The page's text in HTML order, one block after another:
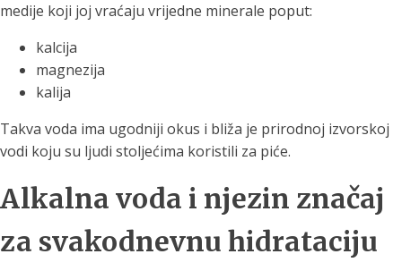
medije koji joj vraćaju vrijedne minerale poput:
kalcija
magnezija
kalija
Takva voda ima ugodniji okus i bliža je prirodnoj izvorskoj
vodi koju su ljudi stoljećima koristili za piće.
Alkalna voda i njezin značaj
za svakodnevnu hidrataciju